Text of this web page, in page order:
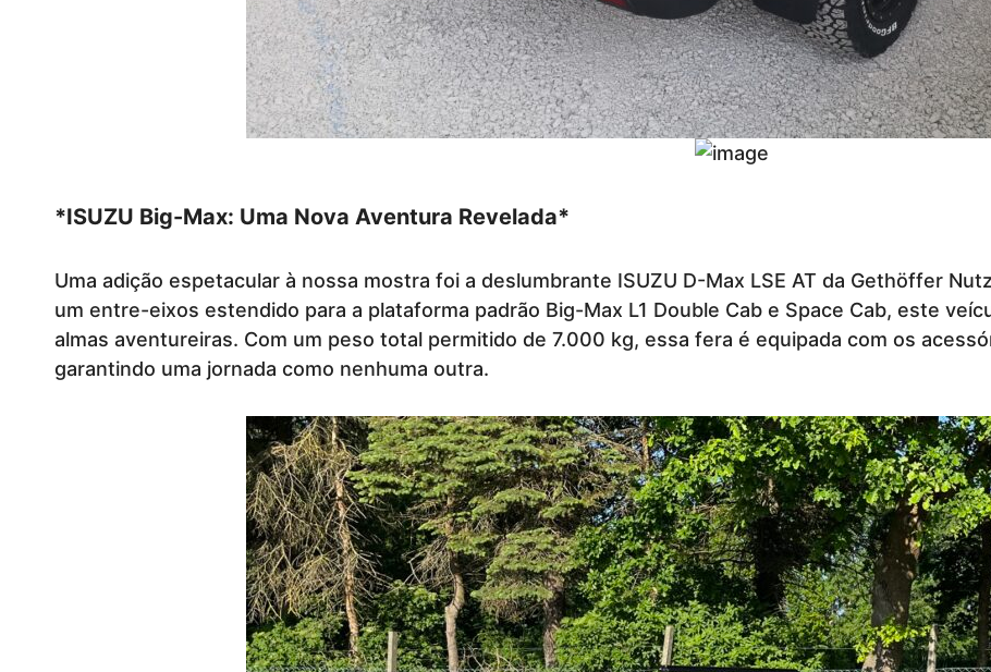
*ISUZU Big-Max: Uma Nova Aventura Revelada*
Uma adição espetacular à nossa mostra foi a deslumbrante ISUZU D-Max LSE AT da Gethöffer
um entre-eixos estendido para a plataforma padrão Big-Max L1 Double Cab e Space Cab, este
almas aventureiras. Com um peso total permitido de 7.000 kg, essa fera é equipada com os
garantindo uma jornada como nenhuma outra.